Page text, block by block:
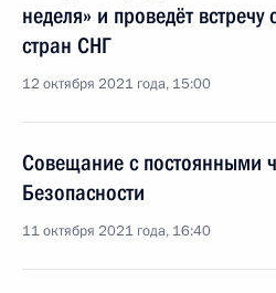
неделя» и проведёт
стран СНГ
12 октября 2021 года, 15:00
Совещание с постоянными
Безопасности
11 октября 2021 года, 16:40